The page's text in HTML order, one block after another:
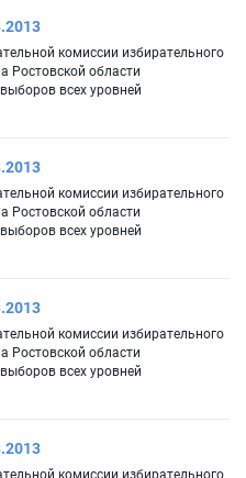
комиссии избирательного
Ростовской области
всех уровней
комиссии избирательного
Ростовской области
всех уровней
комиссии избирательного
Ростовской области
всех уровней
комиссии избирательного